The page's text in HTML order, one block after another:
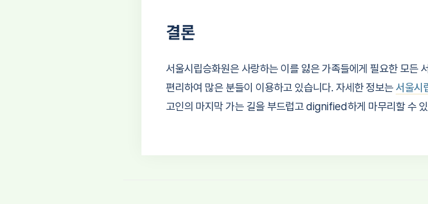
결론
서울시립승화원은 사랑하는 이를 잃은 가족들에게 필요한 모든
편리하여 많은 분들이 이용하고 있습니다. 자세한 정보는서울시
고인의 마지막 가는 길을 부드럽고 dignified하게 마무리할 수